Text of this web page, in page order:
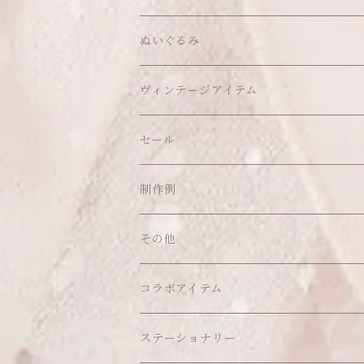
トップス
ボトムス
ヘアクリップ
ヘッドドレス
アクセサリー
イヤリング
ピアス
ソックス
バッグ
ショルダーバッグ
お散歩バッグ
ポーチ
コインケース
カードケース
キーホルダー
その他
オブジェ
ウォールデコ
その他
ティッシュケース
クッション・座布団
ハンガー
マット
ぬいぐるみ
ぬいちゃん本体
アクセサリー
ヘッドドレス Sサイズ
ヘッドドレス Mサイズ
アウトフィット
その他
ヴィンテージアイテム
セール
制作例
その他
あこがれシリーズ
福音シリーズ
コラボアイテム
はるぽんの愛のつづき♡はるぽん生誕祭
ステーショナリー